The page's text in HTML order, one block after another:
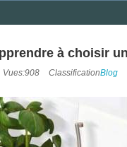
à choisir
Vues:908 ClassificationBlog